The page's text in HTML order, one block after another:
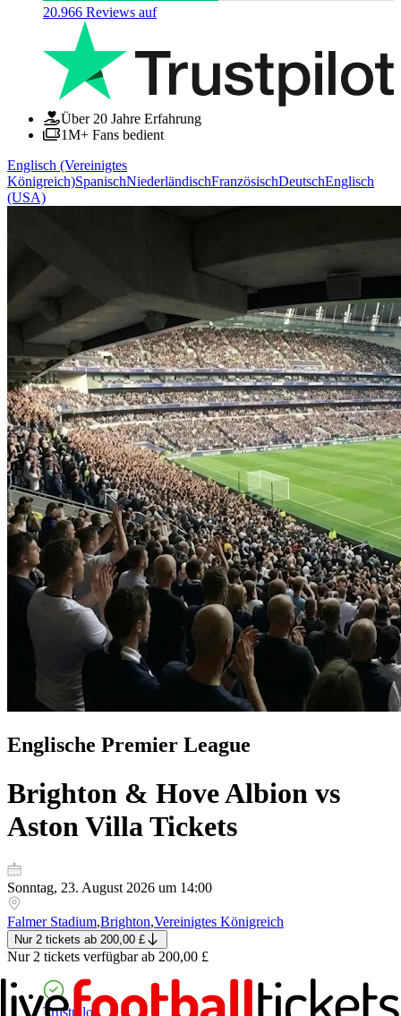
20.966 Reviews auf
Über 20 Jahre Erfahrung
1M+ Fans bedient
Englisch (Vereinigtes
Königreich)SpanischNiederländischFranzösischDeutschEnglisch
(USA)
Englische Premier League
Brighton & Hove Albion vs
Aston Villa Tickets
Sonntag, 23. August 2026 um 14:00
Falmer Stadium,Brighton,Vereinigtes Königreich
Nur 2 tickets ab 200,00 £
Nur 2 tickets verfügbar ab 200,00 £
Trustpilot